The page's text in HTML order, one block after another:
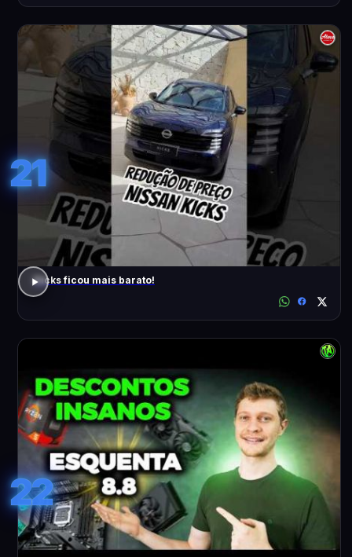
21
Kicks ficou mais barato!
22